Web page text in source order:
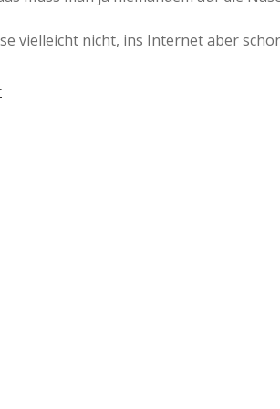
vielleicht nicht, ins Internet aber